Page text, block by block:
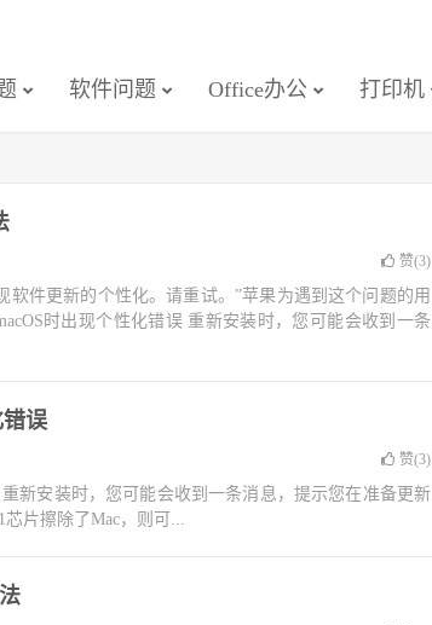
软件问题 Office办公 打印机
赞(3)
件更新的个性化。请重试。”苹果为遇到这个问题的用
时出现个性化错误 重新安装时，您可能会收到一条
误
赞(3)
新安装时，您可能会收到一条消息，提示您在准备更新
芯片擦除了Mac，则可...